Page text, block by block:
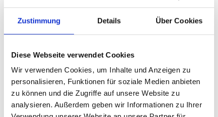
Zustimmung Details Über Cookies
Diese Webseite verwendet Cookies
Wir verwenden Cookies, um Inhalte und Anzeigen zu
personalisieren, Funktionen für soziale Medien anbieten
zu können und die Zugriffe auf unsere Website zu
analysieren. Außerdem geben wir Informationen zu Ihrer
320.05.02
Muster-Arbeitsanweisung
„Materialversorgung“
Die Muster-Arbeitsanweisung „Materialversorgung“
befasst sich mit der Beschaffung und Verteilung